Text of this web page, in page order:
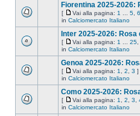
Fiorentina 2025-2026:
[ Vai alla pagina: 1 5 6
in Calciomercato Italiano
Inter 2025-2026:
[ Vai alla pagina: 1 25
in Calciomercato Italiano
Genoa 2025-2026:
[ Vai alla pagina: 1 2 3 ]
in Calciomercato Italiano
Como 2025-2026:
[ Vai alla pagina: 1 2 3
in Calciomercato Italiano